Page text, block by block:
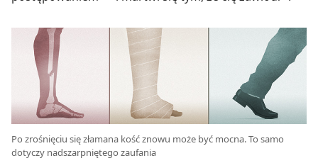
Po zrośnięciu się złamana kość znowu może być mocna. To samo
dotyczy nadszarpniętego zaufania